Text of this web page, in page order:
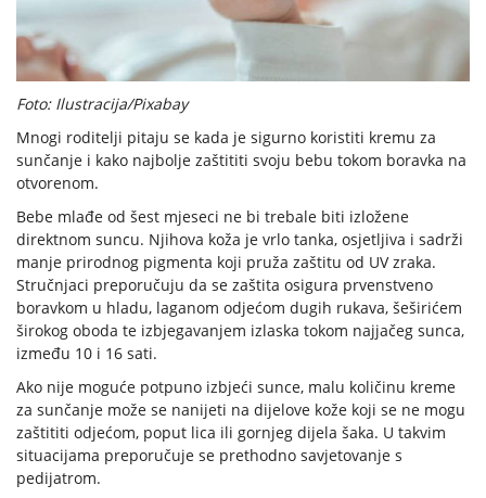
Foto: Ilustracija/Pixabay
Mnogi roditelji pitaju se kada je sigurno koristiti kremu za
sunčanje i kako najbolje zaštititi svoju bebu tokom boravka na
otvorenom.
Bebe mlađe od šest mjeseci ne bi trebale biti izložene
direktnom suncu. Njihova koža je vrlo tanka, osjetljiva i sadrži
manje prirodnog pigmenta koji pruža zaštitu od UV zraka.
Stručnjaci preporučuju da se zaštita osigura prvenstveno
boravkom u hladu, laganom odjećom dugih rukava, šeširićem
širokog oboda te izbjegavanjem izlaska tokom najjačeg sunca,
između 10 i 16 sati.
Ako nije moguće potpuno izbjeći sunce, malu količinu kreme
za sunčanje može se nanijeti na dijelove kože koji se ne mogu
zaštititi odjećom, poput lica ili gornjeg dijela šaka. U takvim
situacijama preporučuje se prethodno savjetovanje s
pedijatrom.